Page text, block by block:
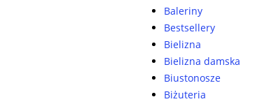
Baleriny
Bestsellery
Bielizna
Bielizna damska
Biustonosze
Biżuteria